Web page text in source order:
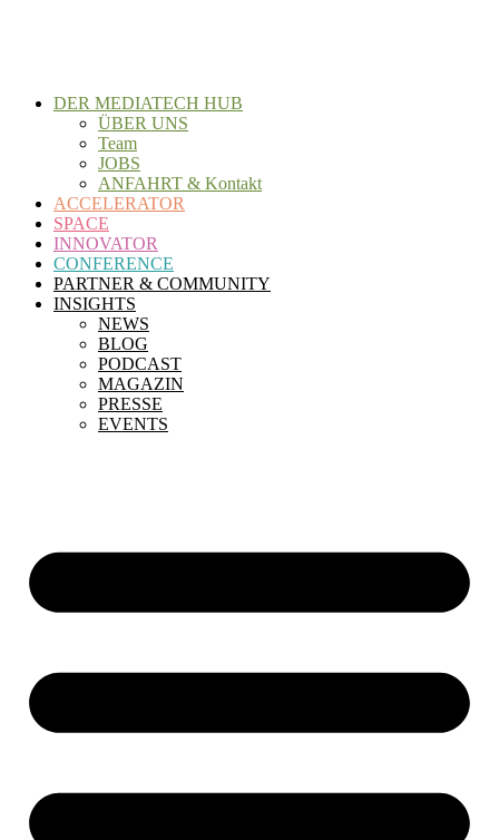
DER MEDIATECH HUB
ÜBER UNS
Team
JOBS
ANFAHRT & Kontakt
ACCELERATOR
SPACE
INNOVATOR
CONFERENCE
PARTNER & COMMUNITY
INSIGHTS
NEWS
BLOG
PODCAST
MAGAZIN
PRESSE
EVENTS